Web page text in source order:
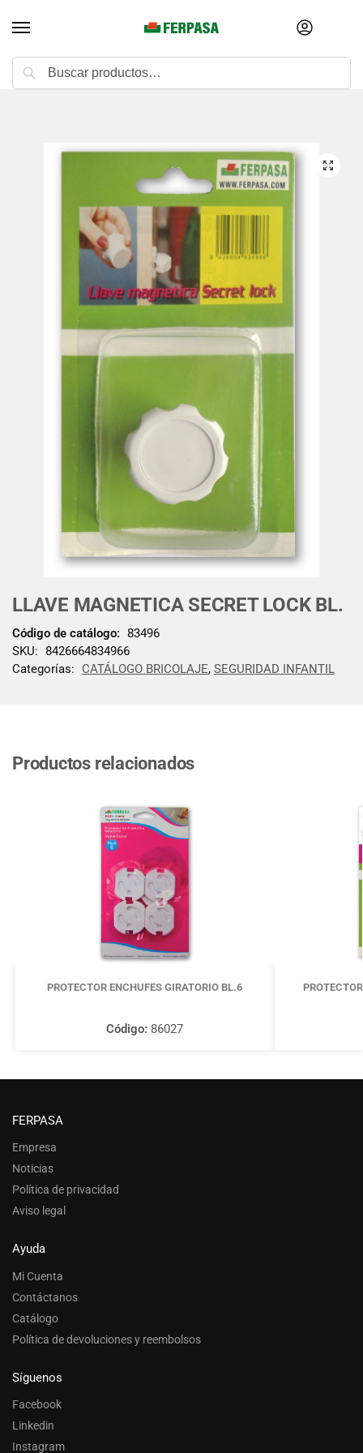
LLAVE MAGNETICA SECRET LOCK BL.
Código de catálogo: 83496
SKU: 8426664834966
Categorías:
CATÁLOGO BRICOLAJE, SEGURIDAD INFANTIL
Productos relacionados
PROTECTOR ENCHUFES GIRATORIO BL.6
Código: 86027
FERPASA
Empresa
Noticias
Política de privacidad
Aviso legal
Ayuda
Mi Cuenta
Contáctanos
Catálogo
Política de devoluciones y reembolsos
Síguenos
Facebook
Linkedin
Instagram